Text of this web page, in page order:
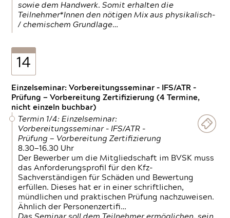
sowie dem Handwerk. Somit erhalten die
Teilnehmer*Innen den nötigen Mix aus physikalisch-
/ chemischem Grundlage…
14
Einzelseminar: Vorbereitungsseminar - IFS/ATR -
Prüfung — Vorbereitung Zertifizierung (4 Termine,
nicht einzeln buchbar)
Termin 1/4: Einzelseminar:
Vorbereitungsseminar - IFS/ATR -
Prüfung — Vorbereitung Zertifizierung
8.30—16.30 Uhr
Der Bewerber um die Mitgliedschaft im BVSK muss
das Anforderungsprofil für den Kfz-
Sachverständigen für Schäden und Bewertung
erfüllen. Dieses hat er in einer schriftlichen,
mündlichen und praktischen Prüfung nachzuweisen.
Ähnlich der Personenzertifi…